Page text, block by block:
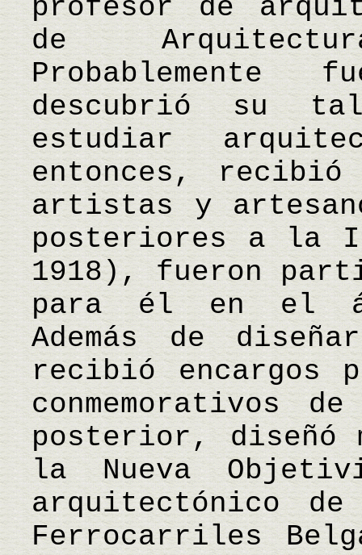
profesor de
de
Probablemente
descubrió su
estudiar
entonces, recibió
artistas y
posteriores a la I
1918), fueron
para él en el
Además de
recibió encargos
conmemorativos
posterior, diseñó
la Nueva
arquitectónico
Ferrocarriles